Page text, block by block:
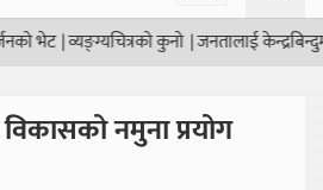
भेट |व्यङ्ग्यचित्रको कुनो |जनतालाई केन्द्रबिन्दुमा
नमुना प्रयोग